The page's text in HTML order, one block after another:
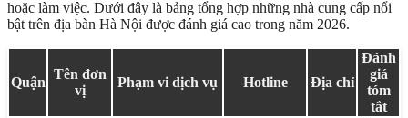
hoặc làm việc. Dưới đây là bảng tổng hợp những nhà cung cấp nổi
bật trên địa bàn Hà Nội được đánh giá cao trong năm 2026.
Quận
Tên đơn
vị
Phạm vi dịch vụ Hotline Địa chỉ
Đánh
giá
tóm
tắt